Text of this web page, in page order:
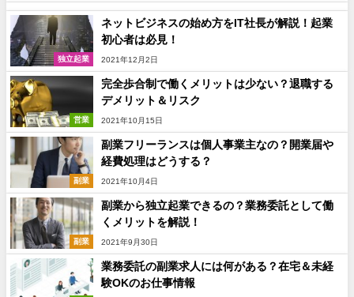
独立起業
ネットビジネスの始め方をIT社長が解説！起業
初心者は必見！
2021年12月2日
営業
完全歩合制で働くメリットは少ない？退職する
デメリット＆リスク
2021年10月15日
副業
副業フリーランスは個人事業主なの？開業届や
経費処理はどうする？
2021年10月4日
副業
副業から独立起業できるの？業務委託として働
くメリットを解説！
2021年9月30日
業務委託の副業求人には何がある？在宅＆未経
験OKのお仕事情報